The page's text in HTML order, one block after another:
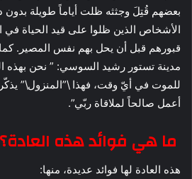
بعضهم قُتِلَ وجثثه ظلت أياماً طويلة بدون
الأشخاص الذين ظلوا على قيد الحياة في
قبورهم قبل أن يحل بهم نفس المصير.
مدينة تستور رشيد السوسي: ” نحن بهذه
للموت في أيّ وقت، فهذا \”المنزول\”
أعمل صالحاً لملاقاة ربّي”.
ما هي فوائد هذه العادة؟
هذه العادة لها فوائد عديدة، منها: